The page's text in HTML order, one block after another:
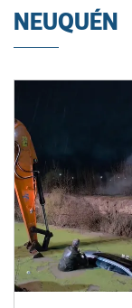
NEUQUÉN